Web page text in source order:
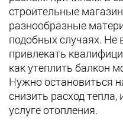
строительные
разнообразные
подобных случаях. Не
привлекать
как утеплить балкон
Нужно остановиться
снизить расход
услуге отопления.